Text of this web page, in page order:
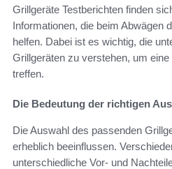
Grillgeräte Testberichten finden
Informationen, die beim Abwägen
helfen. Dabei ist es wichtig, die
Grillgeräten zu verstehen, um
treffen.
Die Bedeutung der richtigen
Die Auswahl des passenden
erheblich beeinflussen.
unterschiedliche Vor- und